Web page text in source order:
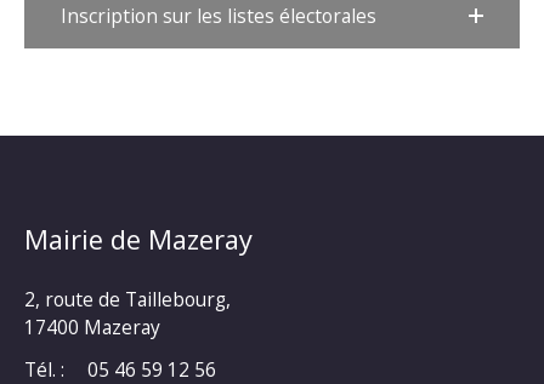
Inscription sur les listes électorales
Mairie de Mazeray
2, route de Taillebourg,
17400 Mazeray
Tél. :
05 46 59 12 56